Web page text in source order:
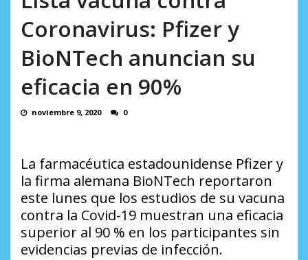
Coronavirus: Pfizer y
BioNTech anuncian su
eficacia en 90%
noviembre 9, 2020 0
La farmacéutica estadounidense Pfizer y
la firma alemana BioNTech reportaron
este lunes que los estudios de su vacuna
contra la Covid-19 muestran una eficacia
superior al 90 % en los participantes sin
evidencias previas de infección.